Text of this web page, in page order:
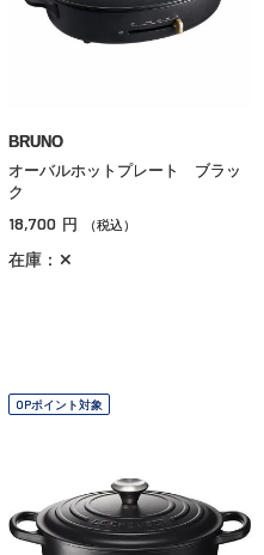
BRUNO
オーバルホットプレート ブラッ
ク
18,700 円 （税込）
在庫：✕
OPポイント対象